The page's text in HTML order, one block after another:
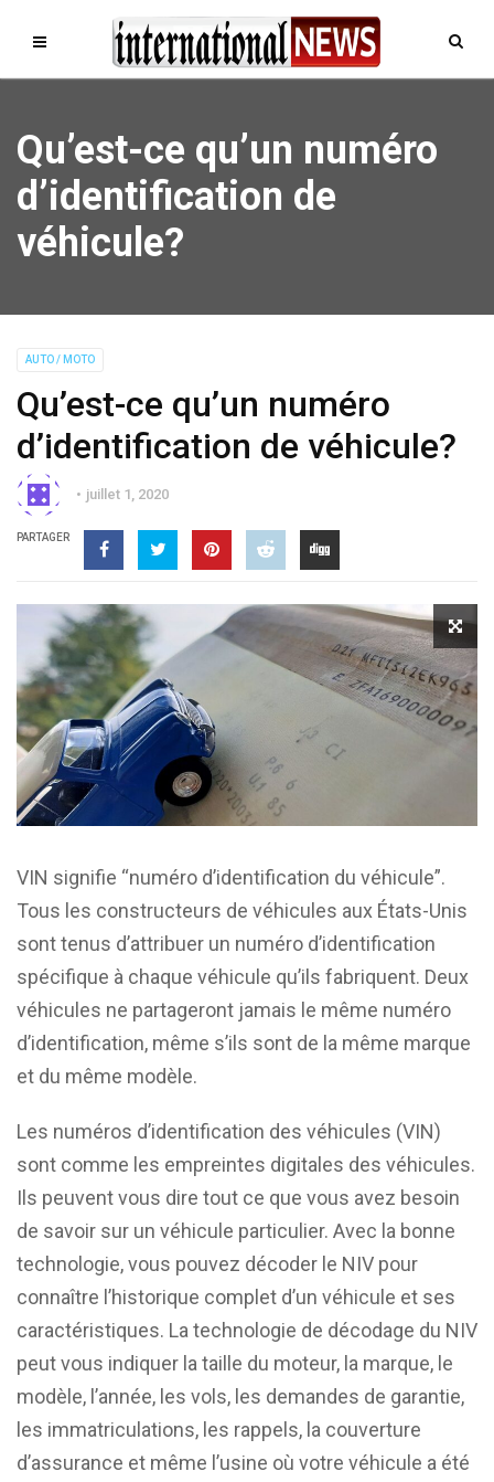
Qu’est-ce qu’un numéro
d’identification de
véhicule?
AUTO / MOTO
Qu’est-ce qu’un numéro
d’identification de véhicule?
juillet 1, 2020
PARTAGER
VIN signifie “numéro d’identification du véhicule”.
Tous les constructeurs de véhicules aux États-Unis
sont tenus d’attribuer un numéro d’identification
spécifique à chaque véhicule qu’ils fabriquent. Deux
véhicules ne partageront jamais le même numéro
d’identification, même s’ils sont de la même marque
et du même modèle.
Les numéros d’identification des véhicules (VIN)
sont comme les empreintes digitales des véhicules.
Ils peuvent vous dire tout ce que vous avez besoin
de savoir sur un véhicule particulier. Avec la bonne
technologie, vous pouvez décoder le NIV pour
connaître l’historique complet d’un véhicule et ses
caractéristiques. La technologie de décodage du NIV
peut vous indiquer la taille du moteur, la marque, le
modèle, l’année, les vols, les demandes de garantie,
les immatriculations, les rappels, la couverture
d’assurance et même l’usine où votre véhicule a été